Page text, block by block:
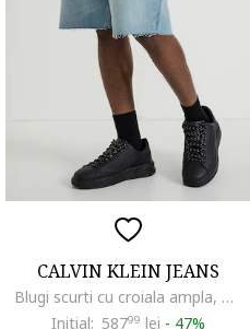
CALVIN KLEIN JEANS
Blugi scurti cu croiala ampla, Albastru pastel
Initial: 58799 lei - 47%